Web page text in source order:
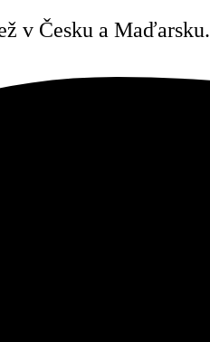
v Česku a Maďarsku.